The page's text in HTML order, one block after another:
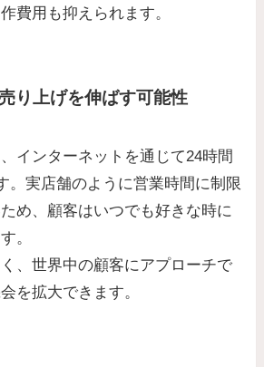
費用も抑えられます。
り上げを伸ばす可能性
インターネットを通じて24時間
。実店舗のように営業時間に制限
め、顧客はいつでも好きな時に
。
、世界中の顧客にアプローチで
を拡大できます。